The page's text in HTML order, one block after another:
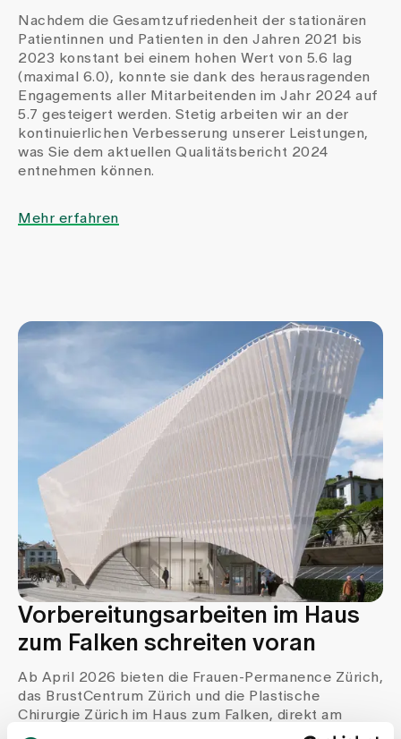
Nachdem die Gesamtzufriedenheit der stationären
Patientinnen und Patienten in den Jahren 2021 bis
2023 konstant bei einem hohen Wert von 5.6 lag
(maximal 6.0), konnte sie dank des herausragenden
Engagements aller Mitarbeitenden im Jahr 2024 auf
5.7 gesteigert werden. Stetig arbeiten wir an der
kontinuierlichen Verbesserung unserer Leistungen,
was Sie dem aktuellen Qualitätsbericht 2024
entnehmen können.
Mehr erfahren
Vorbereitungsarbeiten im Haus
zum Falken schreiten voran
Ab April 2026 bieten die Frauen-Permanence Zürich,
das BrustCentrum Zürich und die Plastische
Chirurgie Zürich im Haus zum Falken, direkt am
Bahnhof Stadelhofen gelegen, ihre Dienstleistungen